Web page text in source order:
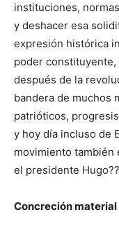
instituciones,
y deshacer esa
expresión histórica
poder constituyente,
después de la
bandera de muchos
patrióticos,
y hoy día incluso de
movimiento también
el presidente
Concreción